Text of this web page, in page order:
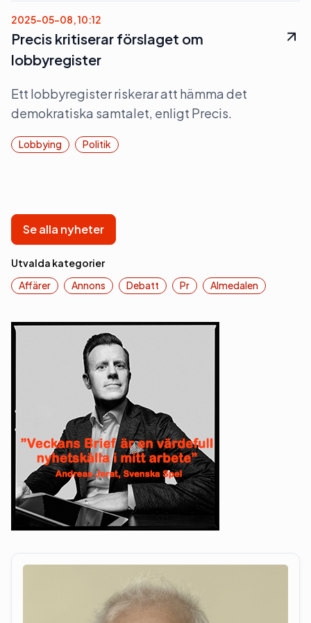
2025-05-08, 10:12
Precis kritiserar förslaget om
lobbyregister
Ett lobbyregister riskerar att hämma det
demokratiska samtalet, enligt Precis.
Lobbying Politik
Se alla nyheter
Utvalda kategorier
Affärer
Annons Debatt Pr Almedalen